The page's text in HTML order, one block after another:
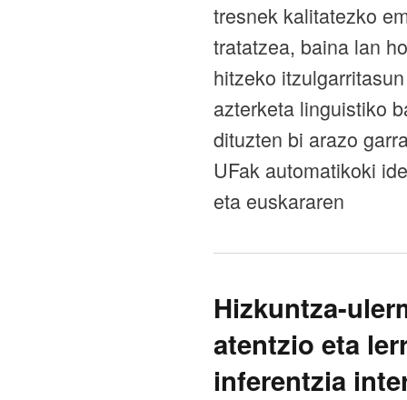
tresnek kalitatezko
tratatzea, baina lan
hitzeko
azterketa linguistiko
dituzten bi arazo
UFak automatikoki
eta euskararen
Hizkuntza-
atentzio eta
inferentzia